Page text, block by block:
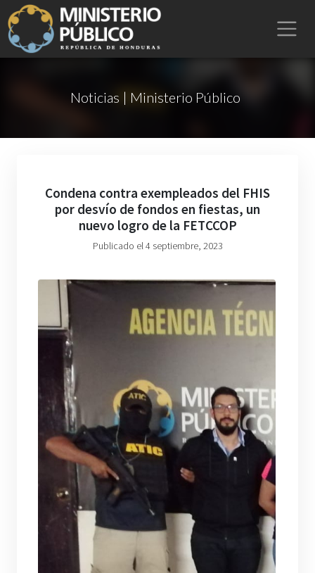
Noticias | Ministerio Público
Condena contra exempleados del FHIS
por desvío de fondos en fiestas, un
nuevo logro de la FETCCOP
Publicado el 4 septiembre, 2023